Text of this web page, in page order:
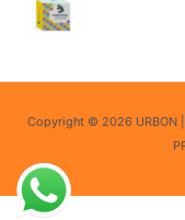
Copyright © 2026 URBON |